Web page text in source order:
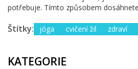
potřebuje. Tímto způsobem
Štítky: jóga cvičení žil zdraví
KATEGORIE